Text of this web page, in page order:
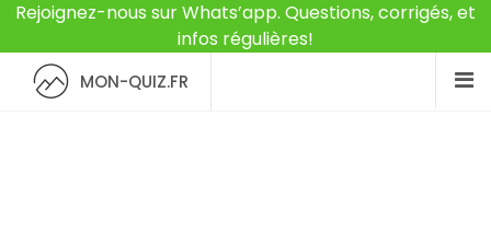
Rejoignez-nous sur Whats’app. Questions, corrigés, et
infos régulières!
MON-QUIZ.FR